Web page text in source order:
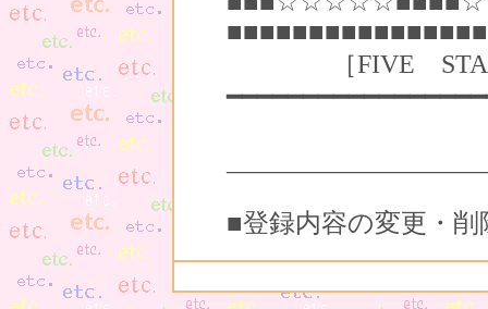
［FIVE STAR
■登録内容の変更・